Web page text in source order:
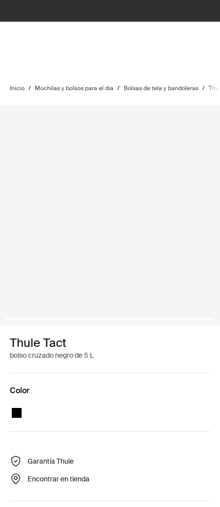
Inicio / Mochilas y bolsos para el día / Bolsas de tela y bandoleras /
Thule Tact
bolso cruzado negro de 5 L
Color
Thule Tact crossbody 5L Negro
Garantía Thule
Encontrar en tienda